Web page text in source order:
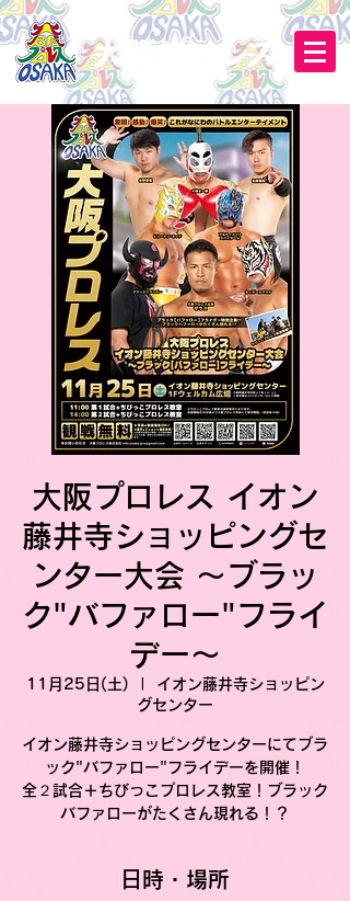
大阪プロレス イオン
藤井寺ショッピングセ
ンター大会 〜ブラッ
ク"バファロー"フライ
デー〜
11月25日(土)
イオン藤井寺ショッピン
グセンター
イオン藤井寺ショッピングセンターにてブラ
ック"バファロー"フライデーを開催！
全２試合＋ちびっこプロレス教室！ブラック
バファローがたくさん現れる！？
日時・場所